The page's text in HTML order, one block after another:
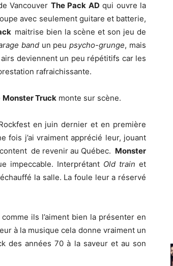
Vancouver The Pack AD qui ouvre la
avec seulement guitare et batterie,
maitrise bien la scène et son jeu de
bandun peupsycho-grunge, mais
deviennent un peu répétitifs car les
rafraichissante.
Monster Truck monte sur scène.
en juin dernier et en première
fois j’ai vraiment apprécié leur, jouant
de revenir au Québec. Monster
impeccable. Interprétant Old train et
la salle. La foule leur a réservé
comme ils l’aiment bien la présenter en
à la musique cela donne vraiment un
des années 70 à la saveur et au son